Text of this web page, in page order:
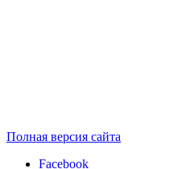
Полная версия сайта
Facebook